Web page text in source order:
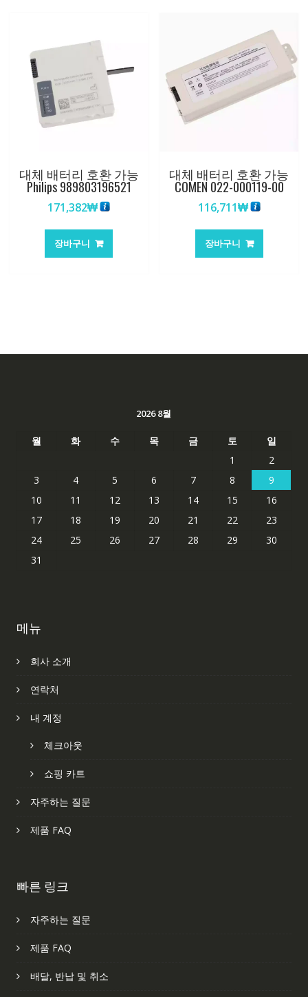
대체 배터리 호환 가능
Philips 989803196521
171,382₩
장바구니
대체 배터리 호환 가능
COMEN 022-000119-00
116,711₩
장바구니
2026 8월
월 화 수 목 금 토
일
1
2
3
4 5 6 7 8
9
10
11 12 13 14 15
16
17
18 19 20 21 22
23
24
25 26 27 28 29
30
31
메뉴
회사 소개
연락처
내 계정
체크아웃
쇼핑 카트
자주하는 질문
제품 FAQ
빠른 링크
자주하는 질문
제품 FAQ
배달, 반납 및 취소